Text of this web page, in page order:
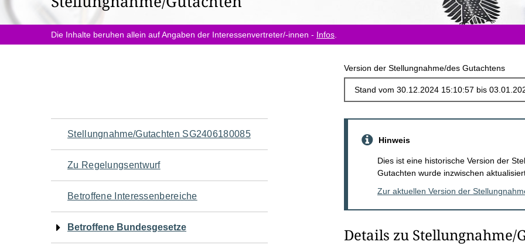
sich
hier:Die Inhalte beruhen allein auf Angaben der Interessenvertreter/-innen - Infos
Version der Stellungnahme/des Gutachtens
Navigation
für
den
Seiteninhalt
Stellungnahme/Gutachten SG2406180085
Zu Regelungsentwurf
Betroffene Interessenbereiche
Betroffene Bundesgesetze
Hinweis
Dies ist eine historische Version der
Gutachten wurde inzwischen
Zur aktuellen Version der
Details zu Stellungnahme/